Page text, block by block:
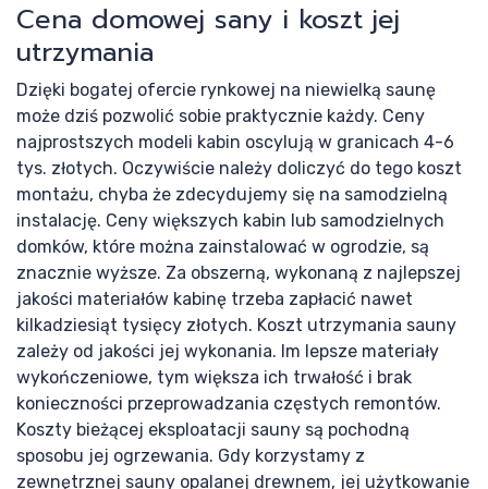
Cena domowej sany i koszt jej
utrzymania
Dzięki bogatej ofercie rynkowej na niewielką saunę
może dziś pozwolić sobie praktycznie każdy. Ceny
najprostszych modeli kabin oscylują w granicach 4-6
tys. złotych. Oczywiście należy doliczyć do tego koszt
montażu, chyba że zdecydujemy się na samodzielną
instalację. Ceny większych kabin lub samodzielnych
domków, które można zainstalować w ogrodzie, są
znacznie wyższe. Za obszerną, wykonaną z najlepszej
jakości materiałów kabinę trzeba zapłacić nawet
kilkadziesiąt tysięcy złotych. Koszt utrzymania sauny
zależy od jakości jej wykonania. Im lepsze materiały
wykończeniowe, tym większa ich trwałość i brak
konieczności przeprowadzania częstych remontów.
Koszty bieżącej eksploatacji sauny są pochodną
sposobu jej ogrzewania. Gdy korzystamy z
zewnętrznej sauny opalanej drewnem, jej użytkowanie